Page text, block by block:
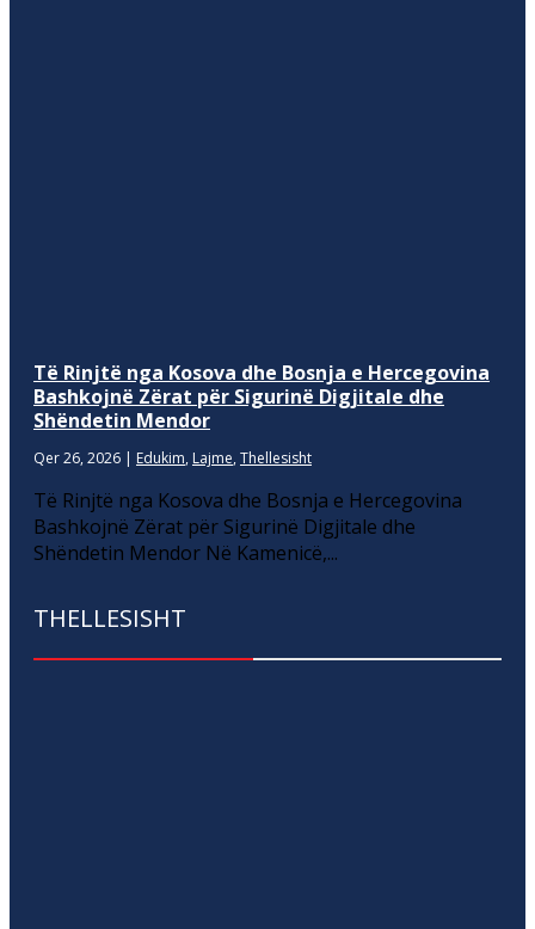
Të Rinjtë nga Kosova dhe Bosnja e Hercegovina
Bashkojnë Zërat për Sigurinë Digjitale dhe
Shëndetin Mendor
Qer 26, 2026 | Edukim, Lajme, Thellesisht
Të Rinjtë nga Kosova dhe Bosnja e Hercegovina
Bashkojnë Zërat për Sigurinë Digjitale dhe
Shëndetin Mendor Në Kamenicë,...
THELLESISHT